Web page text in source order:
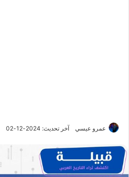
عمرو عيسي آخر تحديث: 2024-12-02